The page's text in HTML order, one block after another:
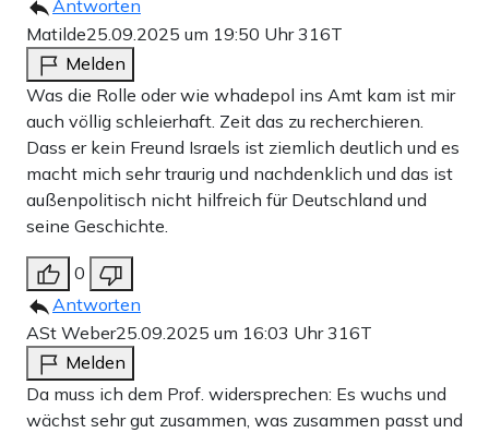
Antworten
Matilde25.09.2025 um 19:50 Uhr316T
Melden
Was die Rolle oder wie whadepol ins Amt kam ist mir
auch völlig schleierhaft. Zeit das zu recherchieren.
Dass er kein Freund Israels ist ziemlich deutlich und es
macht mich sehr traurig und nachdenklich und das ist
außenpolitisch nicht hilfreich für Deutschland und
seine Geschichte.
0
Antworten
ASt Weber25.09.2025 um 16:03 Uhr316T
Melden
Da muss ich dem Prof. widersprechen: Es wuchs und
wächst sehr gut zusammen, was zusammen passt und